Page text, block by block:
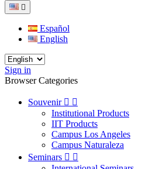

Español
English
Sign in
Browser Categories
Souvenir  
Institutional Products
IIT Products
Campus Los Angeles
Campus Naturaleza
Seminars  